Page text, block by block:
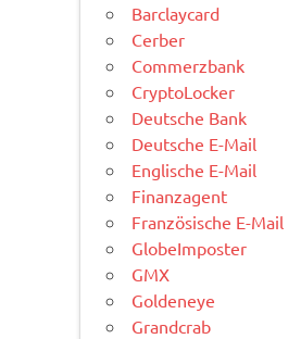
Barclaycard
Cerber
Commerzbank
CryptoLocker
Deutsche Bank
Deutsche E-Mail
Englische E-Mail
Finanzagent
Französische E-Mail
GlobeImposter
GMX
Goldeneye
Grandcrab